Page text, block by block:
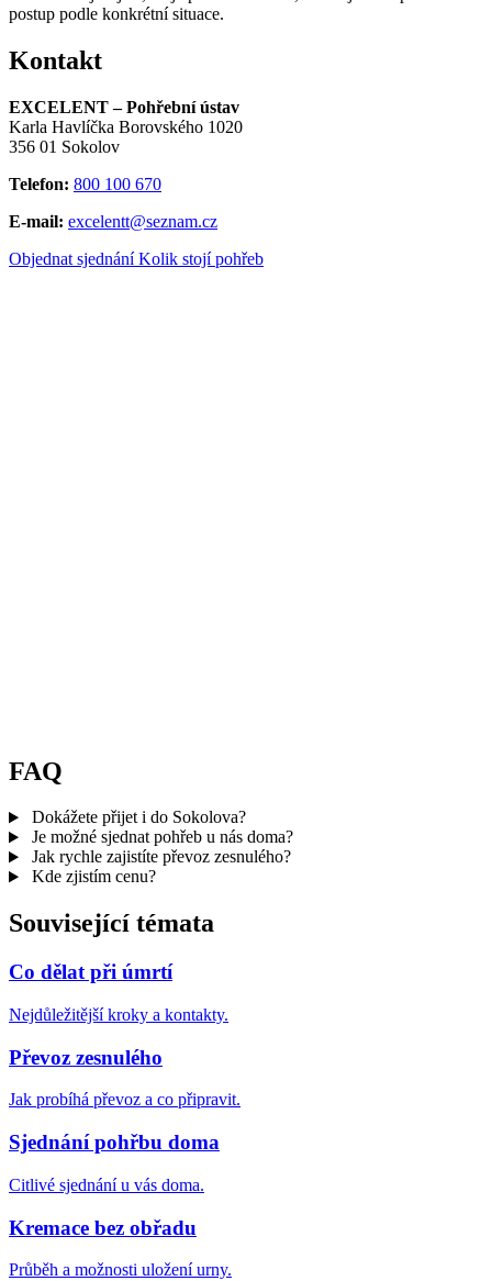
postup podle konkrétní situace.
Kontakt
EXCELENT – Pohřební ústav
Karla Havlíčka Borovského 1020
356 01 Sokolov
Telefon: 800 100 670
E-mail: excelentt@seznam.cz
Objednat sjednáníKolik stojí pohřeb
FAQ
Dokážete přijet i do Sokolova?
Je možné sjednat pohřeb u nás doma?
Jak rychle zajistíte převoz zesnulého?
Kde zjistím cenu?
Související témata
Co dělat při úmrtí
Nejdůležitější kroky a kontakty.
Převoz zesnulého
Jak probíhá převoz a co připravit.
Sjednání pohřbu doma
Citlivé sjednání u vás doma.
Kremace bez obřadu
Průběh a možnosti uložení urny.